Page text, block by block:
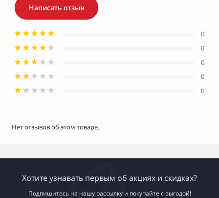
Написать отзыв
0
0
0
0
0
Нет отзывов об этом товаре.
Хотите узнавать первым об акциях и скидках?
Подпишитесь на нашу рассылку и покупайте с выгодой!